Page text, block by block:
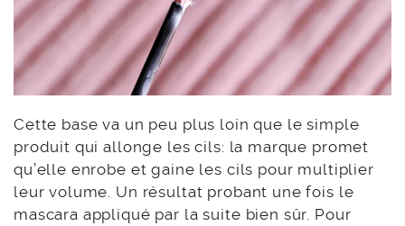
Cette base va un peu plus loin que le simple
produit qui allonge les cils: la marque promet
qu’elle enrobe et gaine les cils pour multiplier
leur volume. Un résultat probant une fois le
mascara appliqué par la suite bien sûr. Pour